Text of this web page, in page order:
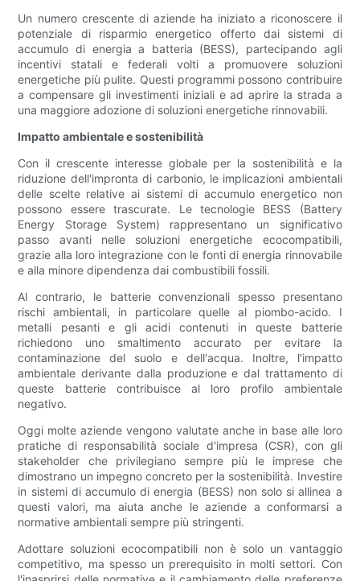
Un numero crescente di aziende ha iniziato a riconoscere il
potenziale di risparmio energetico offerto dai sistemi di
accumulo di energia a batteria (BESS), partecipando agli
incentivi statali e federali volti a promuovere soluzioni
energetiche più pulite. Questi programmi possono contribuire
a compensare gli investimenti iniziali e ad aprire la strada a
una maggiore adozione di soluzioni energetiche rinnovabili.
Impatto ambientale e sostenibilità
Con il crescente interesse globale per la sostenibilità e la
riduzione dell'impronta di carbonio, le implicazioni ambientali
delle scelte relative ai sistemi di accumulo energetico non
possono essere trascurate. Le tecnologie BESS (Battery
Energy Storage System) rappresentano un significativo
passo avanti nelle soluzioni energetiche ecocompatibili,
grazie alla loro integrazione con le fonti di energia rinnovabile
e alla minore dipendenza dai combustibili fossili.
Al contrario, le batterie convenzionali spesso presentano
rischi ambientali, in particolare quelle al piombo-acido. I
metalli pesanti e gli acidi contenuti in queste batterie
richiedono uno smaltimento accurato per evitare la
contaminazione del suolo e dell'acqua. Inoltre, l'impatto
ambientale derivante dalla produzione e dal trattamento di
queste batterie contribuisce al loro profilo ambientale
negativo.
Oggi molte aziende vengono valutate anche in base alle loro
pratiche di responsabilità sociale d'impresa (CSR), con gli
stakeholder che privilegiano sempre più le imprese che
dimostrano un impegno concreto per la sostenibilità. Investire
in sistemi di accumulo di energia (BESS) non solo si allinea a
questi valori, ma aiuta anche le aziende a conformarsi a
normative ambientali sempre più stringenti.
Adottare soluzioni ecocompatibili non è solo un vantaggio
competitivo, ma spesso un prerequisito in molti settori. Con